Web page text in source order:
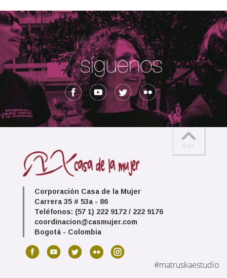
Corporación Casa de la Mujer
Carrera 35 # 53a - 86
Teléfonos: (57 1) 222 9172 / 222 9176
coordinacion@casmujer.com
Bogotá - Colombia
#matruskaestudio